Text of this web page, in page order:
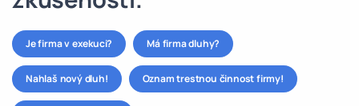
Je firma v exekuci? Má firma dluhy?
Nahlaš nový dluh! Oznam trestnou činnost firmy!